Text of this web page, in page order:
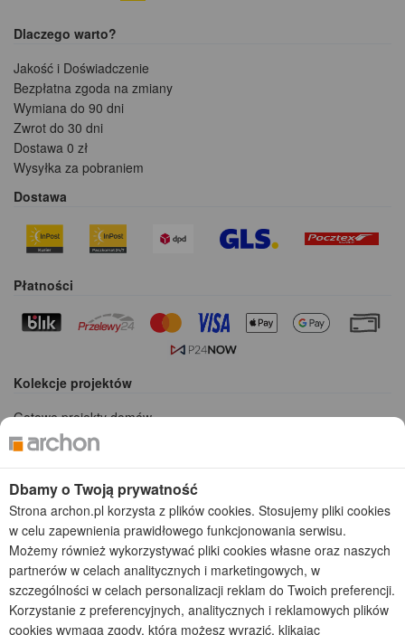
Dlaczego warto?
Jakość i Doświadczenie
Bezpłatna zgoda na zmiany
Wymiana do 90 dni
Zwrot do 30 dni
Dostawa 0 zł
Wysyłka za pobraniem
Dostawa
Płatności
Kolekcje projektów
Gotowe projekty domów
Projekty domów tanich w budowie
Projekty domów szeregowych
Projekty domów wielorodzinnych
Projekty domów bliźniaczych
Projekty domów nowoczesnych
Projekty domów parterowych
2026 © ARCHON+ Biuro Projektów - Tradycyjne i nowoczesne gotowe
projekty domów - autorska pracownia architektoniczna założona w 1990r.
przez arch. Barbarę Mendel
Dbamy o Twoją prywatność
Strona archon.pl korzysta z plików cookies. Stosujemy pliki cookies
w celu zapewnienia prawidłowego funkcjonowania serwisu.
Możemy również wykorzystywać pliki cookies własne oraz naszych
partnerów w celach analitycznych i marketingowych, w
szczególności w celach personalizacji reklam do Twoich preferencji.
Korzystanie z preferencyjnych, analitycznych i reklamowych plików
cookies wymaga zgody, którą możesz wyrazić, klikając